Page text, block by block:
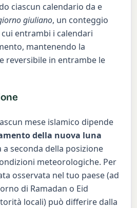
ciascun calendario da e
giuliano, un conteggio
entrambi i calendari
mantenendo la
reversibile in entrambe le
mese islamico dipende
della nuova luna
a seconda della posizione
meteorologiche. Per
osservata nel tuo paese (ad
di Ramadan o Eid
locali) può differire dalla